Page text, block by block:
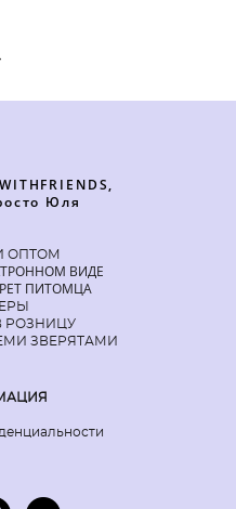
Юля
ОПТОМ
ВИДЕ
ПИТОМЦА
РОЗНИЦУ
ЗВЕРЯТАМИ